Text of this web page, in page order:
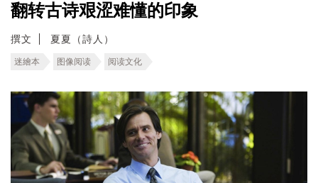
翻转古诗艰涩难懂的印象
撰文 夏夏（詩人）
迷繪本 图像阅读 阅读文化